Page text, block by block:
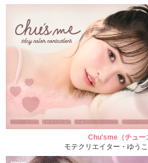
Chu'sme（チュー
モテクリエイター・ゆう